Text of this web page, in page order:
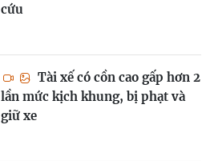
cứu
Tài xế có cồn cao gấp hơn 2
lần mức kịch khung, bị phạt và
giữ xe